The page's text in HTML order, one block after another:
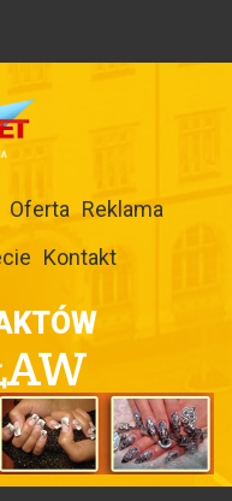
Oferta Reklama
Kontakt